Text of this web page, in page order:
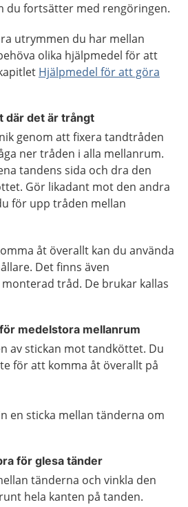
du fortsätter med rengöringen.
utrymmen du har mellan
olika hjälpmedel för att
Hjälpmedel för att göra
där det är trångt
genom att fixera tandtråden
ner tråden i alla mellanrum.
tandens sida och dra den
Gör likadant mot den andra
för upp tråden mellan
åt överallt kan du använda
Det finns även
tråd. De brukar kallas
medelstora mellanrum
av stickan mot tandköttet. Du
för att komma åt överallt på
en sticka mellan tänderna om
för glesa tänder
tänderna och vinkla den
hela kanten på tanden.